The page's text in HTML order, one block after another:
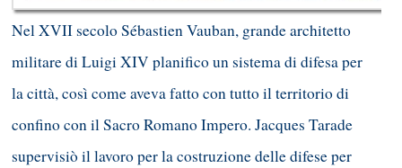
Nel XVII secolo Sébastien Vauban, grande architetto
militare di Luigi XIV planifico un sistema di difesa per
la città, così come aveva fatto con tutto il territorio di
confino con il Sacro Romano Impero. Jacques Tarade
supervisiò il lavoro per la costruzione delle difese per